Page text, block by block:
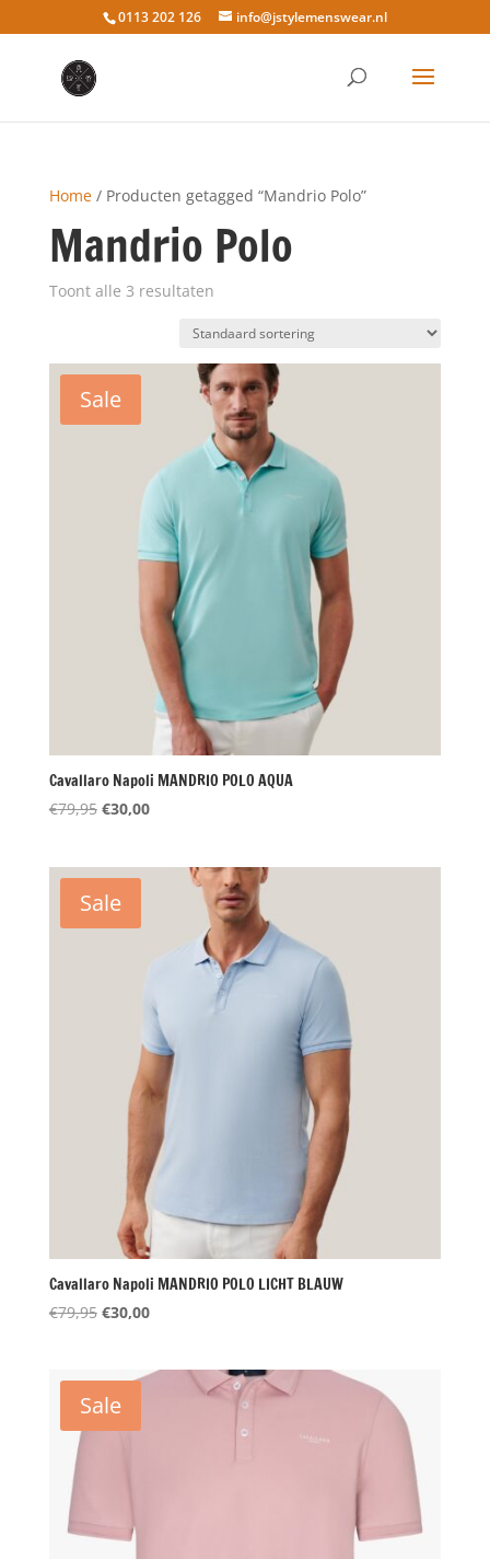
0113 202 126 info@jstylemenswear.nl
Home/ Producten getagged “Mandrio Polo”
Mandrio Polo
Toont alle 3 resultaten
Sale
Cavallaro Napoli MANDRIO POLO AQUA
€79,95 Oorspronkelijke
€79,95.
€30,00Huidige
€30,00.
Sale
Cavallaro Napoli MANDRIO POLO LICHT BLAUW
€79,95 Oorspronkelijke
€79,95.
€30,00Huidige
€30,00.
Sale